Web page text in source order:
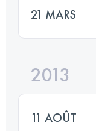
21 MARS
2013
11 AOÛT